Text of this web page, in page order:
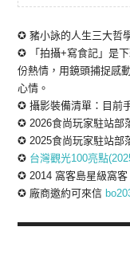
✪ 豬小詠的人生三大哲
✪ 「拍攝+寫食記」是
份熱情，用鏡頭捕捉感
心情。
✪ 攝影裝備清單：目前
✪ 2026食尚玩家駐站部
✪ 2025食尚玩家駐站部
✪ 台灣觀光100亮點
✪ 2014 窩客島星級窩客
✪ 廠商邀約可來信